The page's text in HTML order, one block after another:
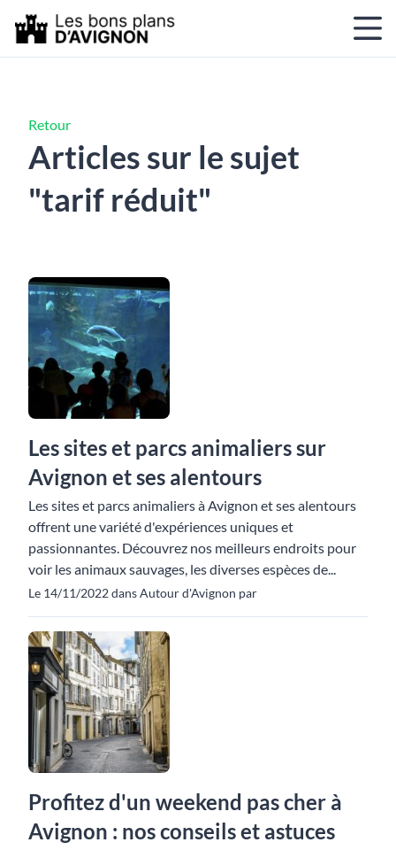
Retour
Articles sur le sujet
"tarif réduit"
Les sites et parcs animaliers sur
Avignon et ses alentours
Les sites et parcs animaliers à Avignon et ses alentours
offrent une variété d'expériences uniques et
passionnantes. Découvrez nos meilleurs endroits pour
voir les animaux sauvages, les diverses espèces de...
Le 14/11/2022 dans Autour d'Avignon par
Profitez d'un weekend pas cher à
Avignon : nos conseils et astuces